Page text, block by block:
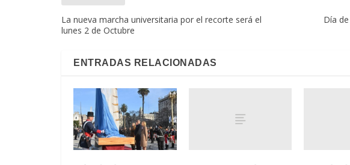
La nueva marcha universitaria por el recorte será el
lunes 2 de Octubre
Día
ENTRADAS RELACIONADAS